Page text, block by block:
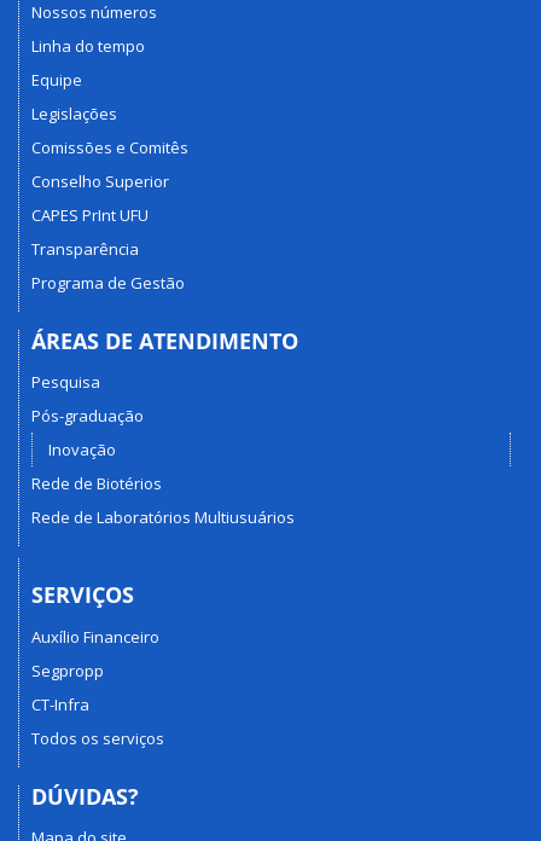
Nossos números
Linha do tempo
Equipe
Legislações
Comissões e Comitês
Conselho Superior
CAPES PrInt UFU
Transparência
Programa de Gestão
ÁREAS DE ATENDIMENTO
Pesquisa
Pós-graduação
Inovação
Rede de Biotérios
Rede de Laboratórios Multiusuários
SERVIÇOS
Auxílio Financeiro
Segpropp
CT-Infra
Todos os serviços
DÚVIDAS?